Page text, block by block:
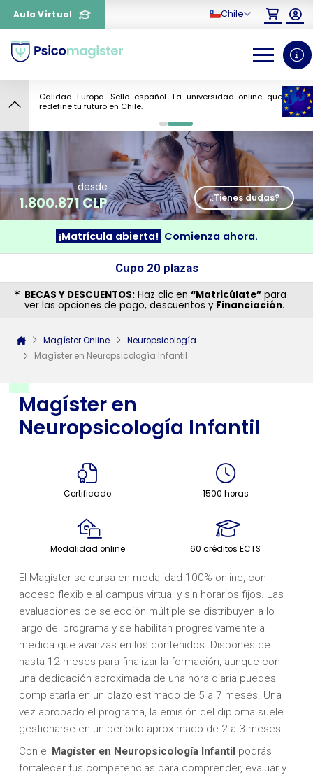
Aula Virtual Chile
Calidad Europa. Sello español. La universidad online que
redefine tu futuro en Chile.
0 1
Magíster en
Neuropsicología Infantil
Certificado 1500 horas
Modalidad online 60 créditos ECTS
El Magíster se cursa en modalidad 100% online, con
acceso flexible al campus virtual y sin horarios fijos. Las
evaluaciones de selección múltiple se distribuyen a lo
largo del programa y se habilitan progresivamente a
medida que avanzas en los contenidos. Dispones de
hasta 12 meses para finalizar la formación, aunque con
una dedicación aproximada de una hora diaria puedes
completarla en un plazo estimado de 5 a 7 meses. Una
vez aprobado el programa, la emisión del diploma suele
gestionarse en un período aproximado de 2 a 3 meses.
Con el Magíster en Neuropsicología Infantilpodrás
fortalecer tus competencias para comprender, evaluar y
9
desde
1.800.871 CLP ¿Tienes dudas?
¡Matrícula abierta! Comienza ahora.
Cupo 20 plazas
BECAS Y DESCUENTOS: Haz clic en “Matricúlate” para
ver las opciones de pago, descuentos y Financiación.
Magíster Online
Neuropsicología
Magíster en Neuropsicología Infantil
¿Necesitas más información
sobre un curso?